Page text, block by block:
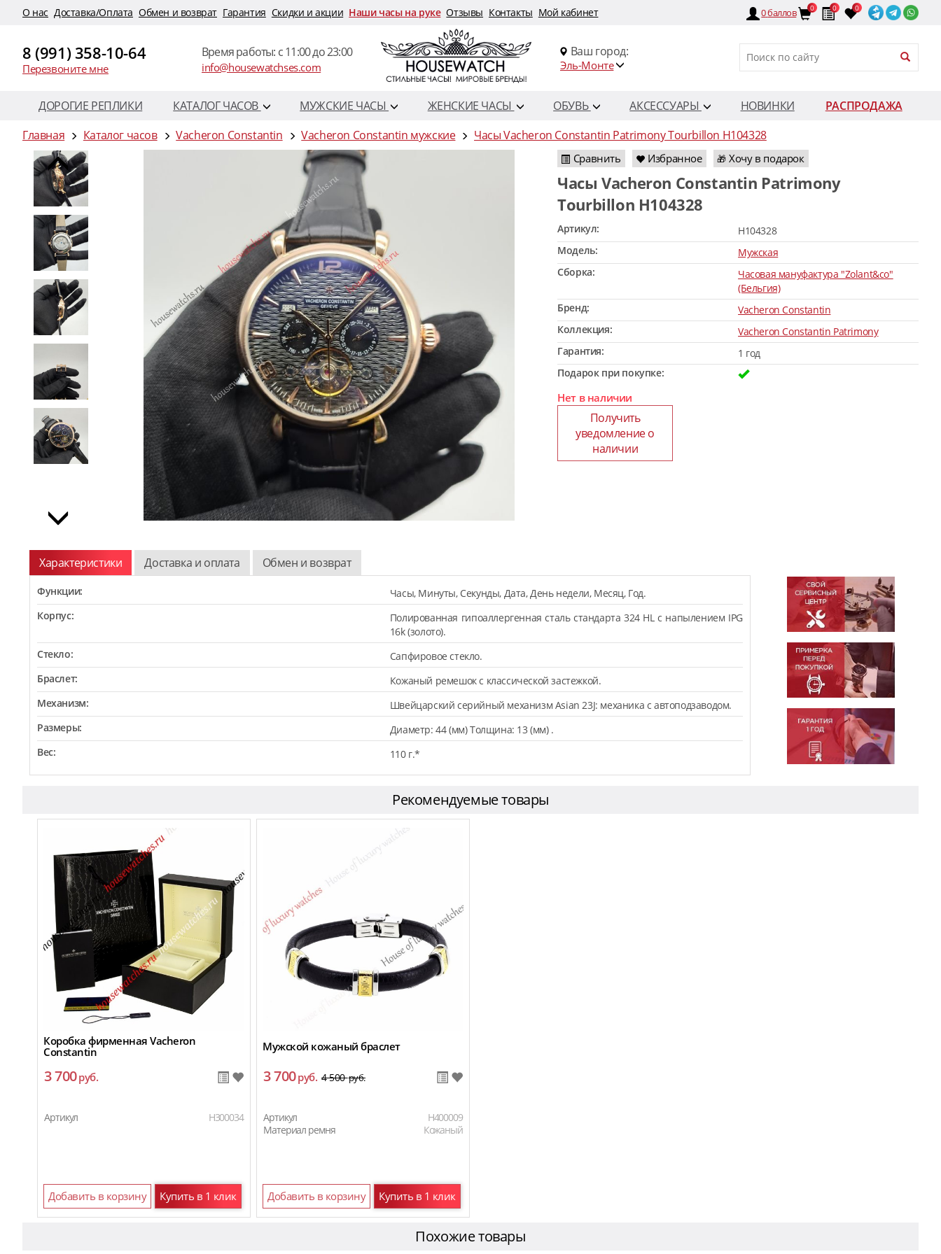
O нас Доставка/Оплата Обмен и возврат Гарантия Скидки и акции Наши часы на руке Отзывы Контакты Мой кабинет 0баллов 0 0 0
8 (991) 358-10-64
Перезвоните мне
Время работы: c 11:00 до 23:00
info@housewatchses.com
Ваш город:
Эль-Монте
ДОРОГИЕ РЕПЛИКИ КАТАЛОГ ЧАСОВ МУЖСКИЕ ЧАСЫ ЖЕНСКИЕ ЧАСЫ ОБУВЬ АКСЕССУАРЫ НОВИНКИ
РАСПРОДАЖА
Главная
Каталог часов Vacheron Constantin Vacheron Constantin мужские Часы Vacheron Constantin Patrimony Tourbillon H104328
Сравнить Избранное 🎁 Хочу в подарок
Часы Vacheron Constantin Patrimony
Tourbillon H104328
Артикул:
H104328
Модель:
Мужская
Сборка:
Часовая мануфактура "Zolant&co"
(Бельгия)
Бренд:
Vacheron Constantin
Коллекция:
Vacheron Constantin Patrimony
Гарантия:
1 год
Подарок при покупке:
Нет в наличии
Получить
уведомление о
наличии
Характеристики Доставка и оплата Обмен и возврат
Функции:
Часы, Минуты, Секунды, Дата, День недели, Месяц, Год.
Корпус:
Полированная гипоаллергенная сталь стандарта 324 HL с напылением IPG
16k (золото).
Стекло:
Сапфировое стекло.
Браслет:
Кожаный ремешок с классической застежкой.
Механизм:
Швейцарский серийный механизм Asian 23J: механика с автоподзаводом.
Размеры:
Диаметр: 44 (мм) Толщина: 13 (мм) .
Вес:
110 г.*
Рекомендуемые товары
Коробка фирменная Vacheron
Constantin
3 700руб.
Артикул H300034
Добавить в корзину Купить в 1 клик
Мужской кожаный браслет
3 700руб. 4 500руб.
Артикул
H400009
Материал ремня
Кожаный
Добавить в корзину Купить в 1 клик
Похожие товары